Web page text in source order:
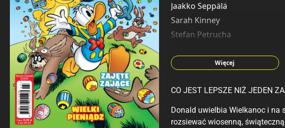
Jaakko Seppälä
Sarah Kinney
Stefan Petrucha
Herman Roozen
Więcej
CO JEST LEPSZE NIŻ JEDEN
Donald uwielbia Wielkanoc i na
rozsiewać wiosenną,